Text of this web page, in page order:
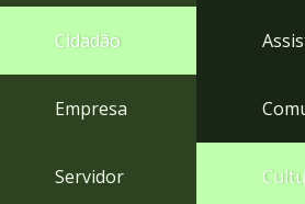
rodapé
Cidadão
Empresa
Servidor